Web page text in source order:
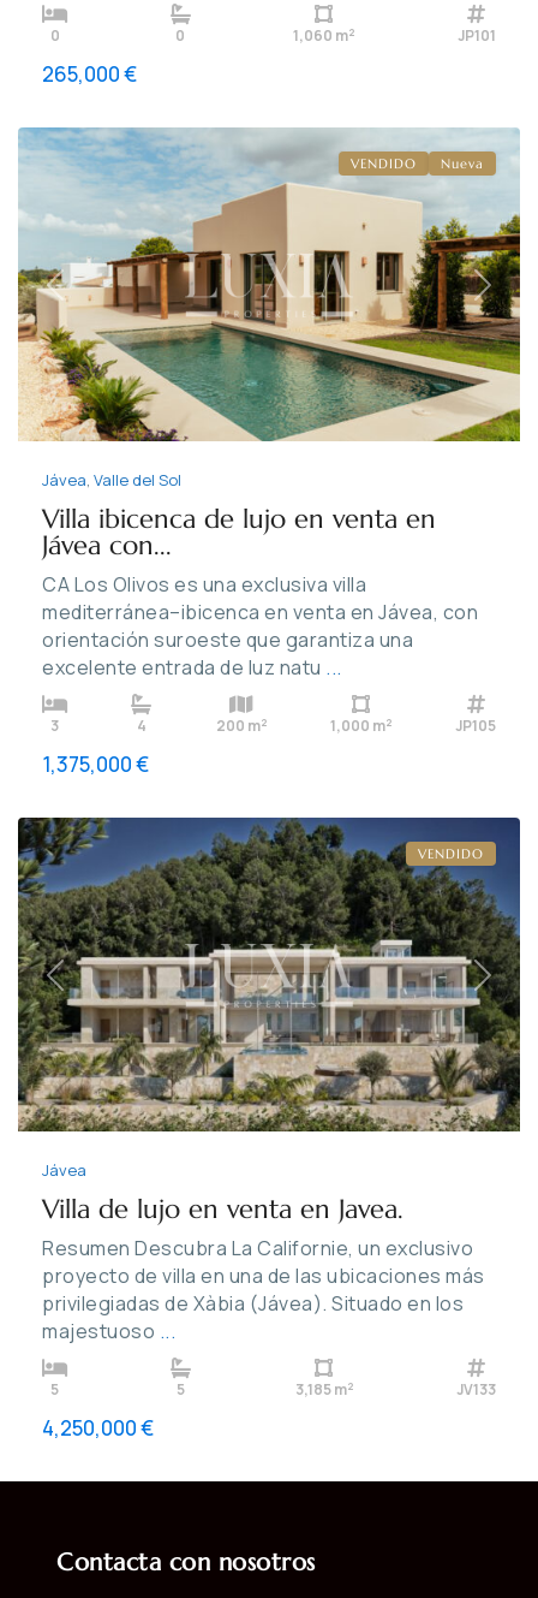
0 0 1,060 m2 JP101
265,000 €
Valle
del
Sol,
Previous Next
VENDIDO Nueva
Jávea, Valle del Sol
Villa ibicenca de lujo en venta en
Jávea con...
CA Los Olivos es una exclusiva villa
mediterránea–ibicenca en venta en Jávea, con
orientación suroeste que garantiza una
excelente entrada de luz natu ...
3 4 200 m2 1,000 m2 JP105
1,375,000 €
Previous Next
VENDIDO
Jávea
Villa de lujo en venta en Javea.
Resumen Descubra La Californie, un exclusivo
proyecto de villa en una de las ubicaciones más
privilegiadas de Xàbia (Jávea). Situado en los
majestuoso ...
5 5 3,185 m2 JV133
4,250,000 €
Contacta con nosotros